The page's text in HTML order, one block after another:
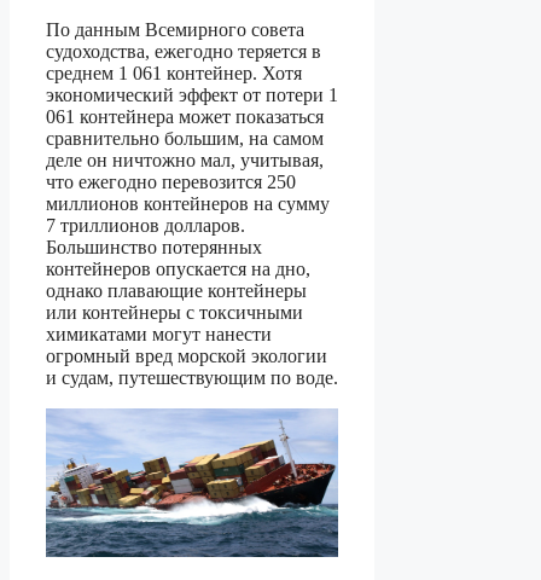
По данным Всемирного совета
судоходства, ежегодно теряется в
среднем 1 061 контейнер. Хотя
экономический эффект от потери 1
061 контейнера может показаться
сравнительно большим, на самом
деле он ничтожно мал, учитывая,
что ежегодно перевозится 250
миллионов контейнеров на сумму
7 триллионов долларов.
Большинство потерянных
контейнеров опускается на дно,
однако плавающие контейнеры
или контейнеры с токсичными
химикатами могут нанести
огромный вред морской экологии
и судам, путешествующим по воде.